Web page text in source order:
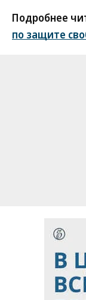
Подробнее
по защите